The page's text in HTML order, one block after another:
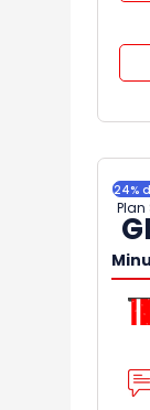
Plan
24%